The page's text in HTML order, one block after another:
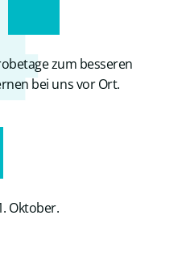
zum besseren
bei uns vor Ort.
Oktober.